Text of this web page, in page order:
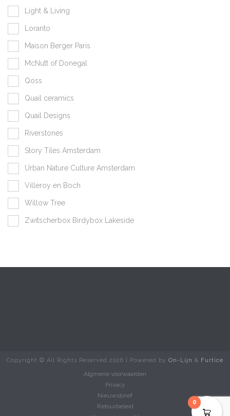
Light & Living
Loranto
Maison Berger Paris
McNutt of Donegal
Qoss
Quail ceramics
Quail Designs
Riverstones
Story Tiles Amsterdam
Urban Nature Culture Amsterdam
Villeroy en Boch
Willow Tree
Zwitscherbox Birdybox Lakeside
Copyright © All Rights Reserved 2026 | Powered by On-Lijn & Furtice
Algmene voorwaarden
Privacy
Nieuwsbrief
Retourbeleid
0